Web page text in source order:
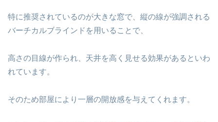
特に推奨されているのが大きな窓で、縦の線が強調される
バーチカルブラインドを用いることで、
高さの目線が作られ、天井を高く見せる効果があるといわ
れています。
そのため部屋により一層の開放感を与えてくれます。